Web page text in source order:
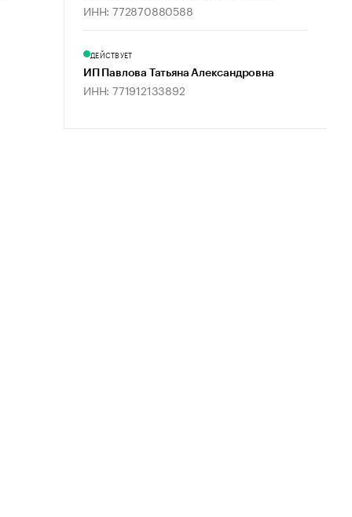
ИНН: 772870880588
ДЕЙСТВУЕТ
ИП Павлова Татьяна Александровна
ИНН: 771912133892